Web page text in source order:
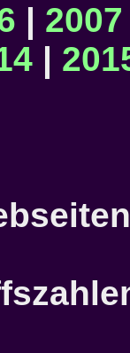
| 2007
|